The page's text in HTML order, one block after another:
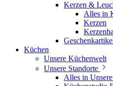
Kerzen &
Alles in
Kerzen
Küchen
Unsere Küchenwelt
Unsere Standorte
Alles in